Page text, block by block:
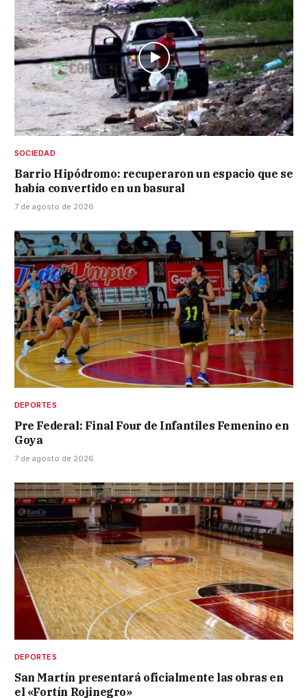
SOCIEDAD
Barrio Hipódromo: recuperaron un espacio que se
había convertido en un basural
7 de agosto de 2026
DEPORTES
Pre Federal: Final Four de Infantiles Femenino en
Goya
7 de agosto de 2026
DEPORTES
San Martín presentará oficialmente las obras en
el «Fortín Rojinegro»